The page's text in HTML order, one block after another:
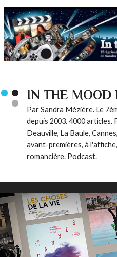
IN THE MOOD
Par Sandra Mézière. Le
depuis 2003. 4000 articles.
Deauville, La Baule,
avant-premières, à
romancière. Podcast.